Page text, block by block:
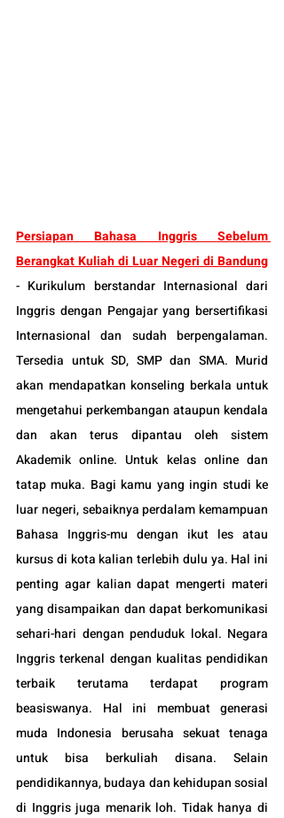
Persiapan Bahasa Inggris Sebelum
Berangkat Kuliah di Luar Negeri di Bandung
- Kurikulum berstandar Internasional dari
Inggris dengan Pengajar yang bersertifikasi
Internasional dan sudah berpengalaman.
Tersedia untuk SD, SMP dan SMA. Murid
akan mendapatkan konseling berkala untuk
mengetahui perkembangan ataupun kendala
dan akan terus dipantau oleh sistem
Akademik online. Untuk kelas online dan
tatap muka. Bagi kamu yang ingin studi ke
luar negeri, sebaiknya perdalam kemampuan
Bahasa Inggris-mu dengan ikut les atau
kursus di kota kalian terlebih dulu ya. Hal ini
penting agar kalian dapat mengerti materi
yang disampaikan dan dapat berkomunikasi
sehari-hari dengan penduduk lokal. Negara
Inggris terkenal dengan kualitas pendidikan
terbaik terutama terdapat program
beasiswanya. Hal ini membuat generasi
muda Indonesia berusaha sekuat tenaga
untuk bisa berkuliah disana. Selain
pendidikannya, budaya dan kehidupan sosial
di Inggris juga menarik loh. Tidak hanya di